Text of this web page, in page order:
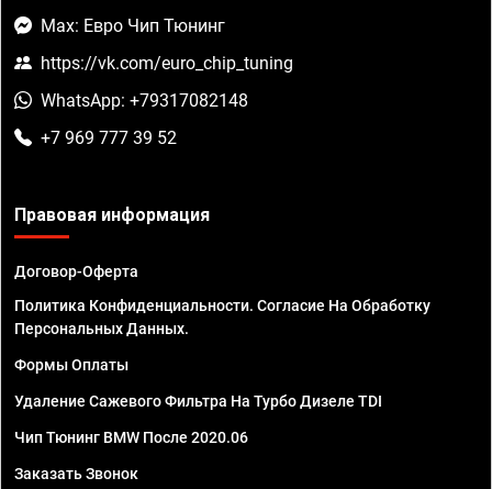
Max: Евро Чип Тюнинг
https://vk.com/euro_chip_tuning
WhatsApp: +79317082148
+7 969 777 39 52
Правовая информация
Договор-Оферта
Политика Конфиденциальности. Согласие На Обработку
Персональных Данных.
Формы Оплаты
Удаление Сажевого Фильтра На Турбо Дизеле TDI
Чип Тюнинг BMW После 2020.06
Заказать Звонок